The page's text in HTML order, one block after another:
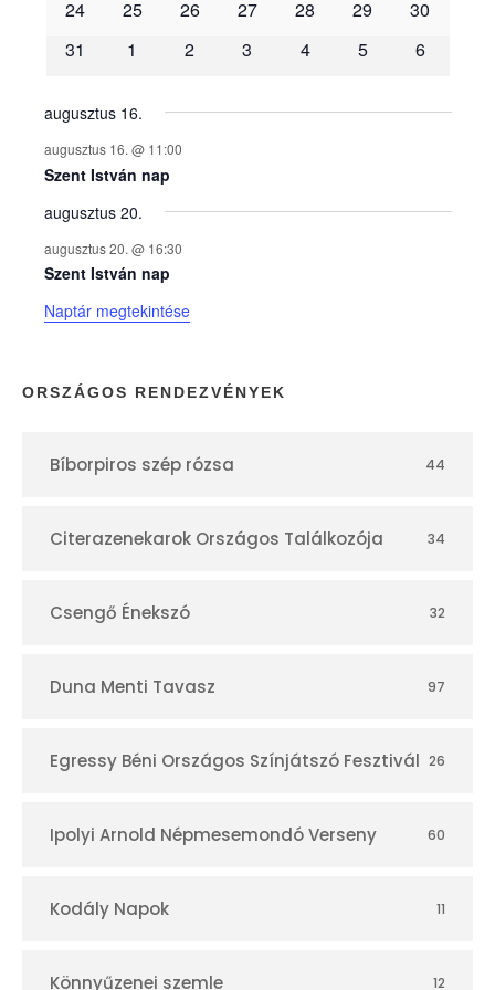
é
n
y
e
k
n
a
p
r
24
25 26 27 28 29
30
31
1 2 3 4 5 6
augusztus 16.
augusztus 16. @ 11:00
Szent István nap
augusztus 20.
augusztus 20. @ 16:30
Szent István nap
Naptár megtekintése
ORSZÁGOS RENDEZVÉNYEK
Bíborpiros szép rózsa 44
Citerazenekarok Országos Találkozója 34
Csengő Énekszó 32
Duna Menti Tavasz 97
Egressy Béni Országos Színjátszó Fesztivál 26
Ipolyi Arnold Népmesemondó Verseny 60
Kodály Napok 11
Könnyűzenei szemle 12